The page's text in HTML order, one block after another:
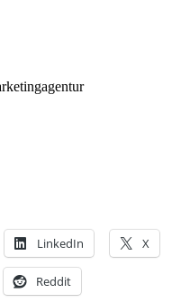
LinkedIn X
Reddit